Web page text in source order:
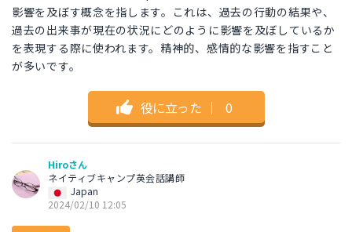
影響を及ぼす概念を指します。これは、過去の行動の結果や、
過去の出来事が現在の状況にどのように影響を及ぼしているか
を表現する際に使われます。精神的、感情的な影響を指すこと
が多いです。
役に立った ｜ 0
Hiroさん
ネイティブキャンプ英会話講師
Japan
2024/02/10 12:05